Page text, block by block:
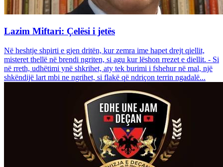
Lazim Miftari: Çelësi i jetës
Në heshtje shpirti e gjen dritën, kur zemra ime hapet drejt qiellit,
misteret thellë në brendi ngriten, si agu kur lëshon rrezet e diellit. - Si
në rreth, udhëtimi ynë shkrihet, aty tek burimi i fshehur në mal, një
shkëndijë lart mbi ne ngrihet, si flakë që ndriçon terrin ngadalë...